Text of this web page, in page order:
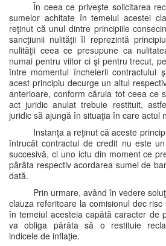
În ceea ce priveşte solicitarea
sumelor achitate în temeiul acestei
reţinut că unul dintre principiile
sancţiunii nulităţii îl reprezintă
nulităţii ceea ce presupune ca
numai pentru viitor ci şi pentru trecut,
între momentul încheierii contractului
acest principiu decurge un altul
anterioare, conform căruia tot ceea ce
act juridic anulat trebuie restituit,
juridic să ajungă în situaţia în care actul
Instanţa a reţinut că aceste
întrucât contractul de credit nu este
succesivă, ci uno ictu din moment ce
pârâta respectiv acordarea sumei de
dată.
Prin urmare, având în vedere
clauza referitoare la comisionul dec
în temeiul acesteia capătă caracter de
va obliga pârâta să o restituie
indicele de inflaţie.